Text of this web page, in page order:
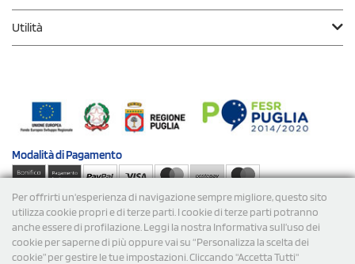
Per offrirti un'esperienza di navigazione sempre migliore, questo sito
utilizza cookie propri e di terze parti. I cookie di terze parti potranno
anche essere di profilazione. Leggi la nostra Informativa sull’uso dei
cookie per saperne di più oppure vai su “Personalizza la scelta dei
cookie” per gestire le tue impostazioni. Cliccando "Accetta Tutti"
Utilità
Modalità diPagamento
Spedizioni